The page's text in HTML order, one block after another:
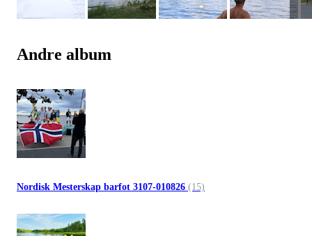
Andre album
Nordisk Mesterskap barfot 3107-010826 (15)